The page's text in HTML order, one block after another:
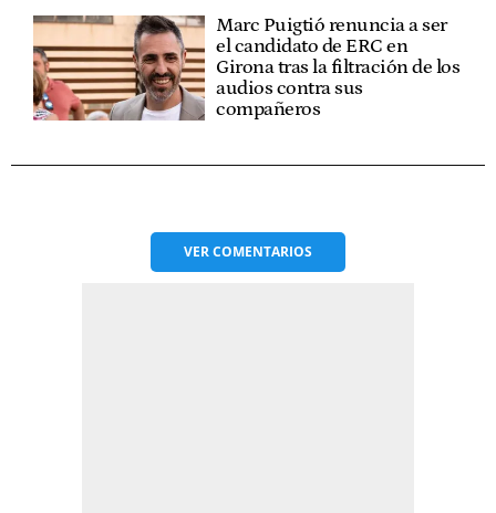
Marc Puigtió renuncia a ser
el candidato de ERC en
Girona tras la filtración de los
audios contra sus
compañeros
VERCOMENTARIOS